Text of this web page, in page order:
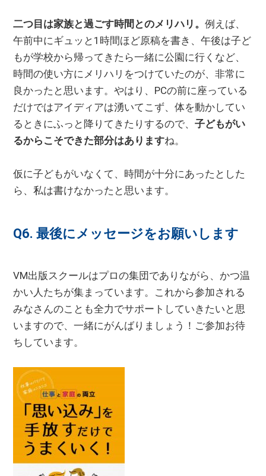
二つ目は家族と過ごす時間とのメリハリ。例えば、
午前中にギュッと1時間ほど原稿を書き、午後は子ど
もが学校から帰ってきたら一緒に公園に行くなど、
時間の使い方にメリハリをつけていたのが、非常に
良かったと思います。やはり、PCの前に座っている
だけではアイディアは湧いてこず、体を動かしてい
るときにふっと降りてきたりするので、子どもがい
るからこそできた部分はありますね。
仮に子どもがいなくて、時間が十分にあったとした
ら、私は書けなかったと思います。
Q6. 最後にメッセージをお願いします
VM出版スクールはプロの集団でありながら、かつ温
かい人たちが集まっています。これから参加される
みなさんのことも全力でサポートしていきたいと思
いますので、一緒にがんばりましょう！ご参加お待
ちしています。